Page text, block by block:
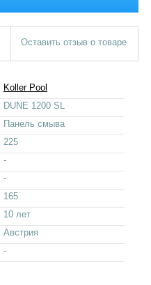
Оставить отзыв о товаре
Koller Pool
DUNE 1200 SL
Панель смыва
225
-
-
165
10 лет
Австрия
-